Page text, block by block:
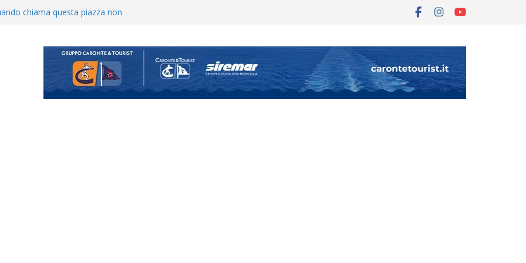
il ritiro di Cascia: intensità e
Tourè è un nuovo
il caso sul contratto del
Messina
– Il calendario ’26/’27